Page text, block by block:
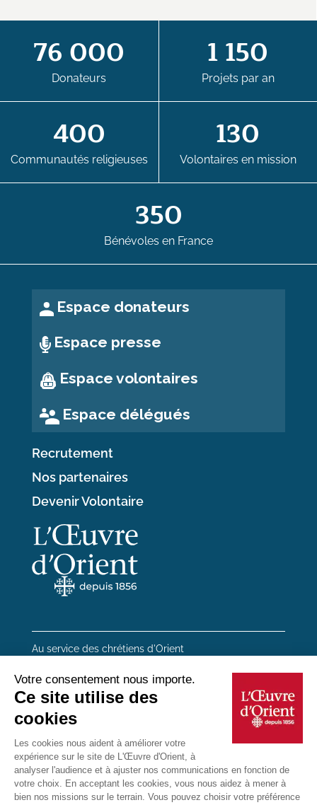
76 000
Donateurs
1 150
Projets par an
400
Communautés religieuses
130
Volontaires en mission
350
Bénévoles en France
Espace donateurs
Espace presse
Espace volontaires
Espace délégués
Recrutement
Nos partenaires
Devenir Volontaire
Au service des chrétiens d'Orient
20 rue du Regard 75006 Paris